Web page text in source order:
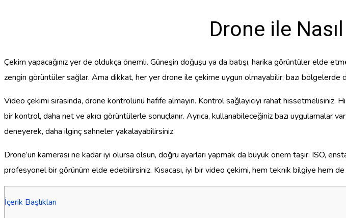
Drone ile
Çekim yapacağınız yer de oldukça önemli. Güneşin doğuşu ya da batışı, harika görüntüler elde
zengin görüntüler sağlar. Ama dikkat, her yer drone ile çekime uygun olmayabilir; bazı bölgelerde
Video çekimi sırasında, drone kontrolünü hafife almayın. Kontrol sağlayıcıyı rahat hissetmelisiniz.
bir kontrol, daha net ve akıcı görüntülerle sonuçlanır. Ayrıca, kullanabileceğiniz bazı uygulamalar
deneyerek, daha ilginç sahneler yakalayabilirsiniz.
Drone’un kamerası ne kadar iyi olursa olsun, doğru ayarları yapmak da büyük önem taşır. ISO,
profesyonel bir görünüm elde edebilirsiniz. Kısacası, iyi bir video çekimi, hem teknik bilgiye hem de
İçerik Başlıkları